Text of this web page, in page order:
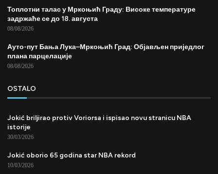
Топлотни талас у Мркоњић Граду: Високе температуре
задржаће се до 18. августа
08/08/2026
Ауто-пут Бања Лука–Мркоњић Град: Објављен приједлог
плана парцелације
08/08/2026
OSTALO
Jokić briljirao protiv Voriorsa i ispisao novu stranicu NBA
istorije
30/03/2026
Jokić oborio 65 godina star NBA rekord
10/03/2026